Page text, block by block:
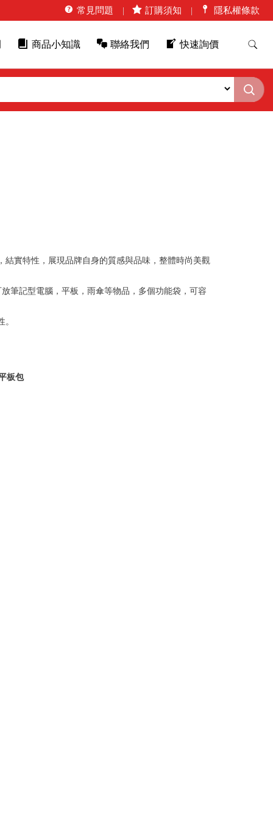
常見問題 訂購須知 隱私權條款
商品小知識 聯絡我們 快速詢價
結實特性，展現品牌自身的質感與品味，整體時尚美觀
筆記型電腦，平板，雨傘等物品，多個功能袋，可容
板包